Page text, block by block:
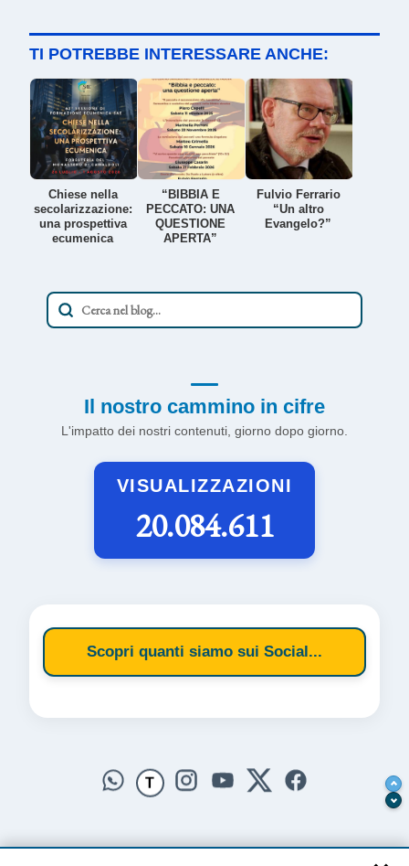
TI POTREBBE INTERESSARE ANCHE:
Chiese nella
secolarizzazione:
una prospettiva
ecumenica
“BIBBIA E
PECCATO: UNA
QUESTIONE
APERTA”
Fulvio Ferrario
“Un altro
Evangelo?”
Il nostro cammino in cifre
L'impatto dei nostri contenuti, giorno dopo giorno.
VISUALIZZAZIONI
20.084.611
Scopri quanti siamo sui Social...
T